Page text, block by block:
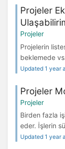
Projeler
Projeler
Projelerin
beklemede
Updated 1 year
Projeler
Projeler
Birden fazla
eder. İşlerin
Updated 1 year